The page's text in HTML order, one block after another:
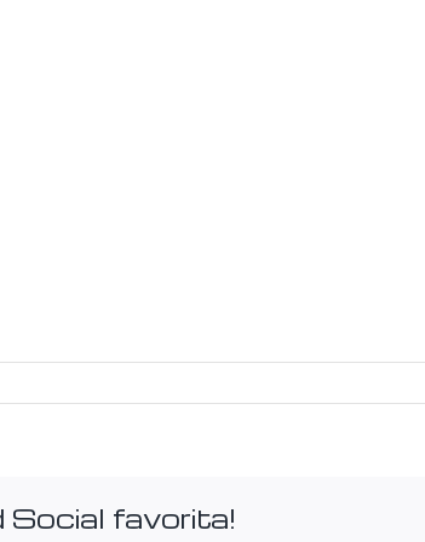
Social favorita!